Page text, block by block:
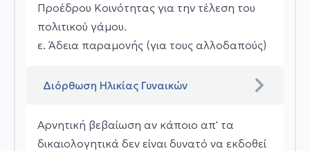
Προέδρου Κοινότητας για την τέλεση του
πολιτικού γάμου.
ε. Άδεια παραμονής (για τους αλλοδαπούς)
Διόρθωση Ηλικίας Γυναικών
Αρνητική βεβαίωση αν κάποιο απ' τα
δικαιολογητικά δεν είναι δυνατό να εκδοθεί